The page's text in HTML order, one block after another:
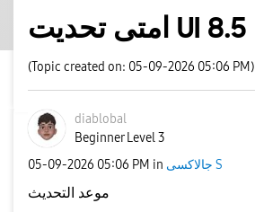
(Topic created on: 05-09-2026 05:06 PM)
diablobal
Beginner Level 3
‎05-09-2026 05:06 PM in جالاكسى S
موعد التحديث